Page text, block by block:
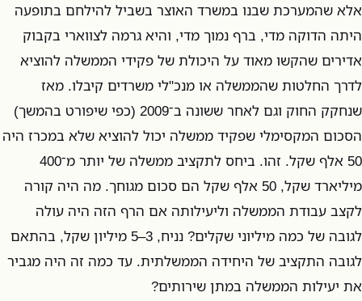
אלא שהמערכת שבנו במשרד האוצר בשביל להילחם בתופעה
היתה הדוקה מדי, ברף נמוך מדי, והיא גרמה לצווארי בקבוק
אדירים שהקשו מאוד על היכולת של פקידי הממשלה להוציא
לדרך החלטות שהממשלה או מנכ"לי משרדים קיבלו. מאז
שנחקק החוק וגם לאחר ששונה ב־2009 (כפי שיפורט בהמשך)
הסכום המקסימלי שפקיד ממשלה יכול להוציא שלא במכרז היה
50 אלף שקל. זהו. ביחס לתקציב ממשלה של יותר מ־400
מיליארד שקל, 50 אלף שקל הם סכום מגוחך. מה היה קורה
לקצב עבודת הממשלה וליעילותה אם הרף הזה היה עולה
לגובה של כמה מיליוני שקלים? נניח, 3–5 מיליון שקל, בהתאם
לגובה התקציב של היחידה הממשלתית. עד כמה זה היה מגביר
את יעילות הממשלה במתן שירותים?